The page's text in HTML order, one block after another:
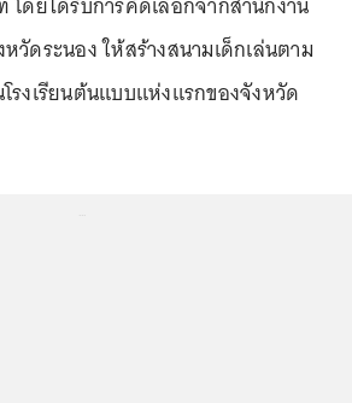
วัดระนอง ให้สร้างสนามเด็กเล่นตาม
รงเรียนต้นแบบแห่งแรกของจังหวัด